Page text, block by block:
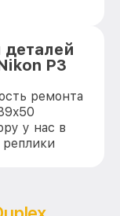
P3
ремонта
у нас в